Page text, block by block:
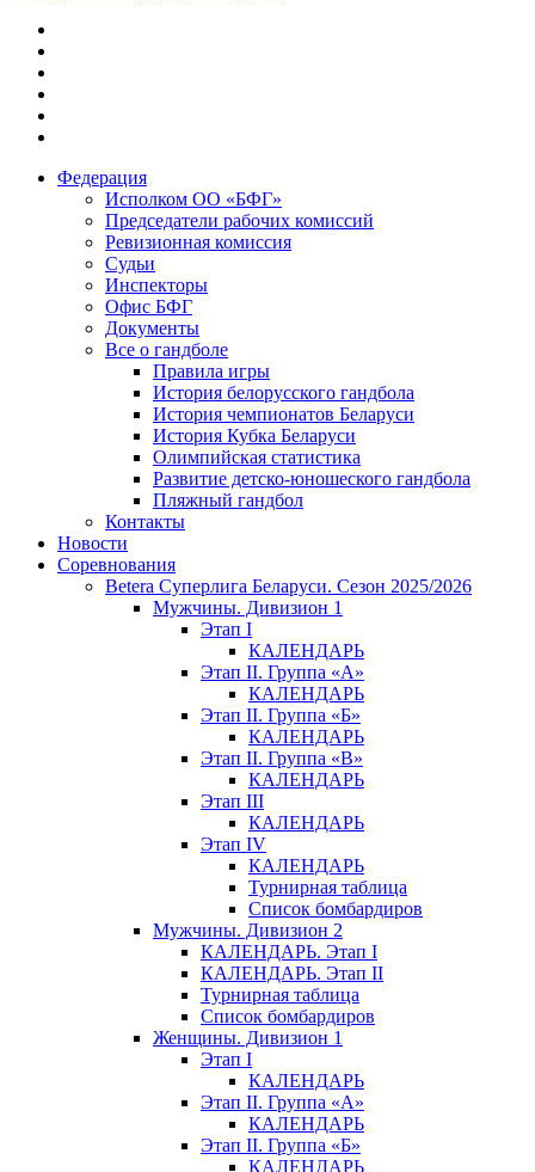
Федерация
Исполком ОО «БФГ»
Председатели рабочих комиссий
Ревизионная комиссия
Судьи
Инспекторы
Офис БФГ
Документы
Все о гандболе
Правила игры
История белорусского гандбола
История чемпионатов Беларуси
История Кубка Беларуси
Олимпийская статистика
Развитие детско-юношеского гандбола
Пляжный гандбол
Контакты
Новости
Соревнования
Betera Суперлига Беларуси. Сезон 2025/2026
Мужчины. Дивизион 1
Этап I
КАЛЕНДАРЬ
Этап II. Группа «А»
КАЛЕНДАРЬ
Этап II. Группа «Б»
КАЛЕНДАРЬ
Этап II. Группа «В»
КАЛЕНДАРЬ
Этап III
КАЛЕНДАРЬ
Этап IV
КАЛЕНДАРЬ
Турнирная таблица
Список бомбардиров
Мужчины. Дивизион 2
КАЛЕНДАРЬ. Этап I
КАЛЕНДАРЬ. Этап II
Турнирная таблица
Список бомбардиров
Женщины. Дивизион 1
Этап I
КАЛЕНДАРЬ
Этап II. Группа «А»
КАЛЕНДАРЬ
Этап II. Группа «Б»
КАЛЕНДАРЬ